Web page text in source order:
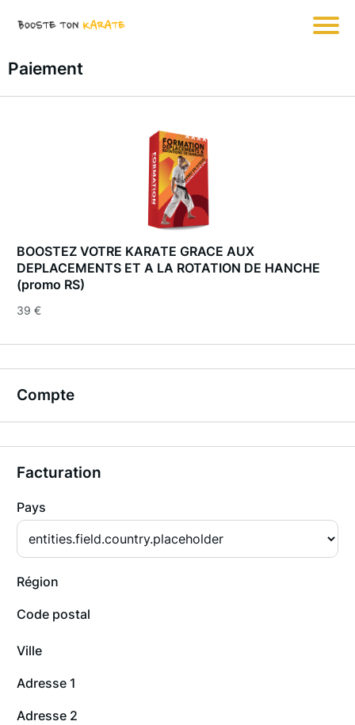
Paiement
Compte
Facturation
Pays
Région
Code postal
Ville
Adresse 1
Adresse 2
BOOSTEZ VOTRE KARATE GRACE AUX
DEPLACEMENTS ET A LA ROTATION DE HANCHE
(promo RS)
39 €